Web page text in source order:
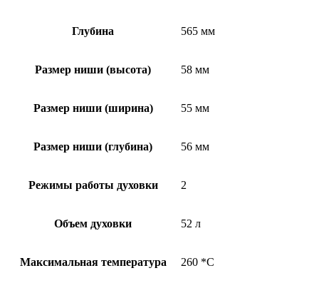
Глубина 565 мм
Размер ниши (высота) 58 мм
Размер ниши (ширина) 55 мм
Размер ниши (глубина) 56 мм
Режимы работы духовки 2
Объем духовки 52 л
Максимальная температура 260 *С